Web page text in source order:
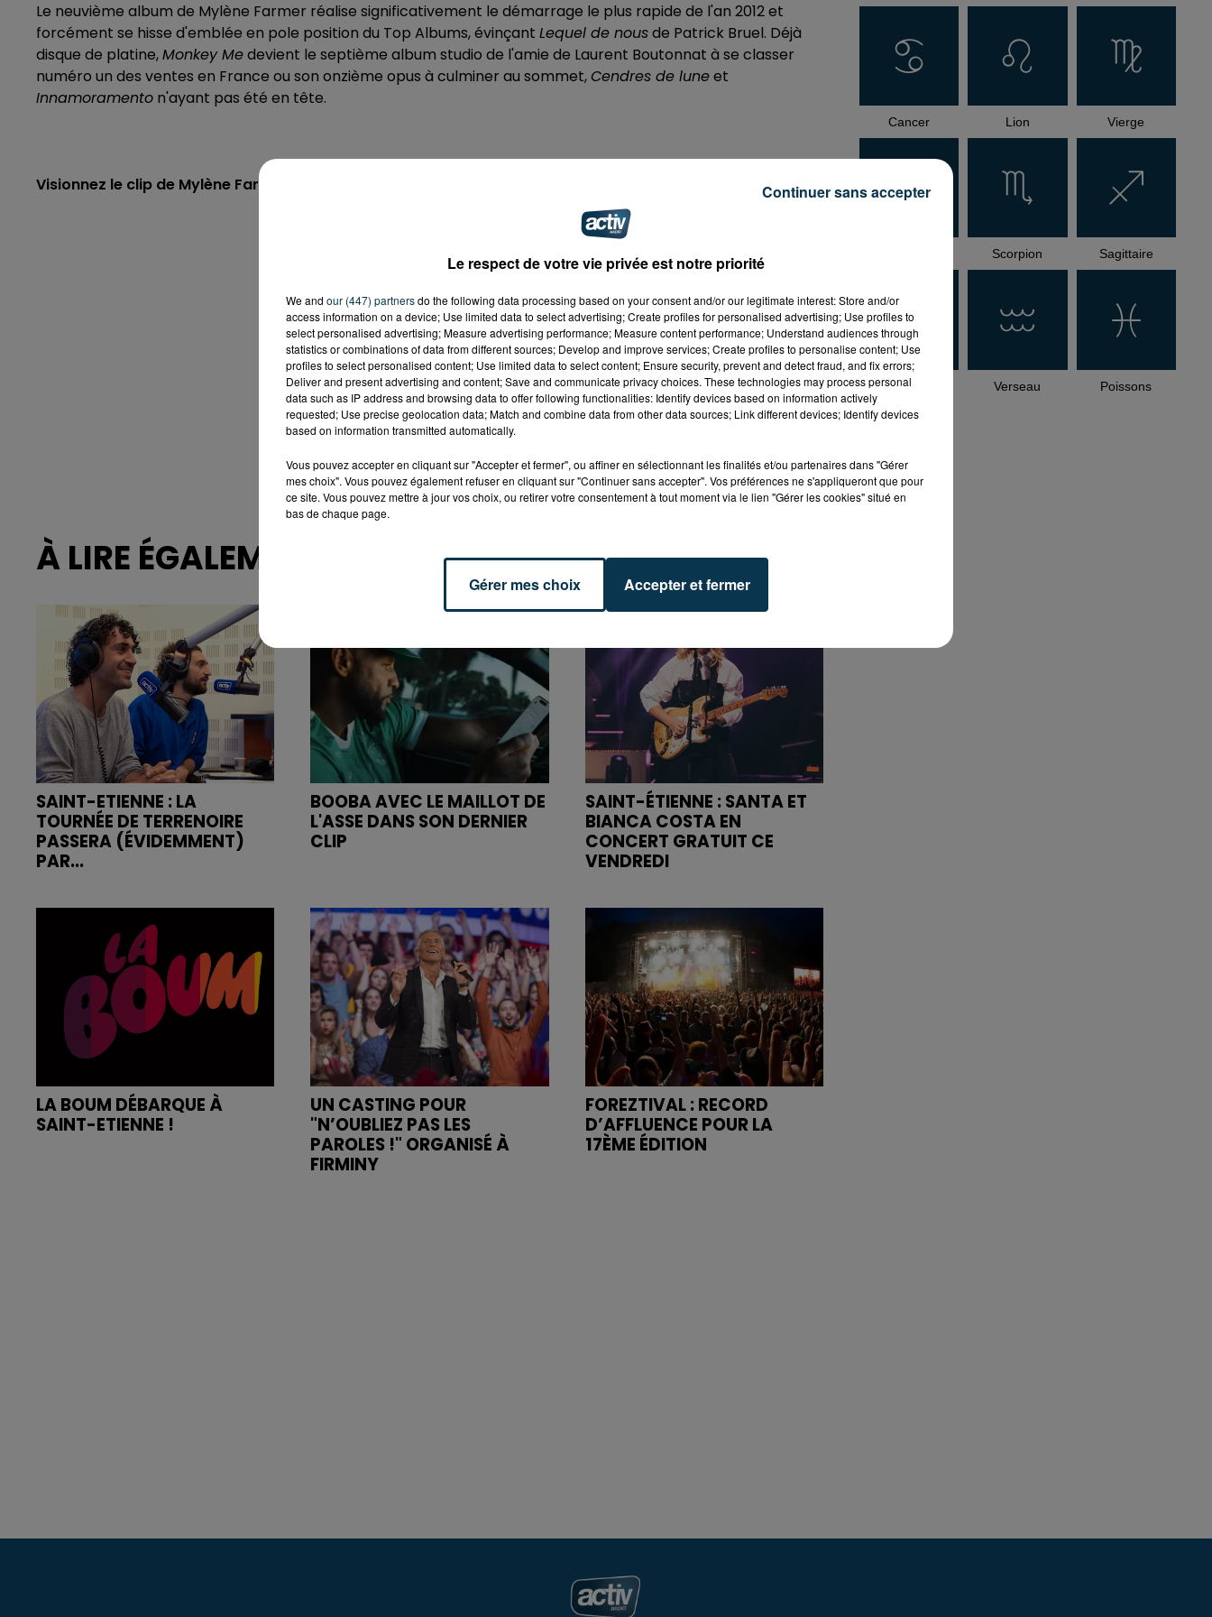
Le neuvième album de Mylène Farmer réalise significativement le démarrage le plus rapide de l'an 2012 et
forcément se hisse d'emblée en pole position du Top Albums, évinçant Lequel de nousde Patrick Bruel. Déjà
disque de platine,Monkey Medevient le septième album studio de l'amie de Laurent Boutonnat à se classer
numéro un des ventes en France ou son onzième opus à culminer au sommet,Cendres de luneet
Innamoramento n'ayant pas été en tête.
Visionnez le clip de Mylène Farmer,
À LIRE ÉGALEMENT
SAINT-ETIENNE : LA
TOURNÉE DE TERRENOIRE
PASSERA (ÉVIDEMMENT)
PAR...
BOOBA AVEC LE MAILLOT DE
L'ASSE DANS SON DERNIER
CLIP
SAINT-ÉTIENNE : SANTA ET
BIANCA COSTA EN
CONCERT GRATUIT CE
VENDREDI
LA BOUM DÉBARQUE À
SAINT-ETIENNE !
UN CASTING POUR
"N’OUBLIEZ PAS LES
PAROLES !" ORGANISÉ À
FIRMINY
FOREZTIVAL : RECORD
D’AFFLUENCE POUR LA
17ÈME ÉDITION
Cancer Lion Vierge
Scorpion Sagittaire
Capricorne Verseau Poissons
Le respect de votre vie privée est notre priorité
We and our (447) partnersdo the following data processing based on your consent and/or our legitimate interest: Store and/or
access information on a device; Use limited data to select advertising; Create profiles for personalised advertising; Use profiles to
select personalised advertising; Measure advertising performance; Measure content performance; Understand audiences through
statistics or combinations of data from different sources; Develop and improve services; Create profiles to personalise content; Use
profiles to select personalised content; Use limited data to select content; Ensure security, prevent and detect fraud, and fix errors;
Deliver and present advertising and content; Save and communicate privacy choices. These technologies may process personal
data such as IP address and browsing data to offer following functionalities: Identify devices based on information actively
requested; Use precise geolocation data; Match and combine data from other data sources; Link different devices; Identify devices
based on information transmitted automatically.
Vous pouvez accepter en cliquant sur "Accepter et fermer", ou affiner en sélectionnant les finalités et/ou partenaires dans "Gérer
mes choix". Vous pouvez également refuser en cliquant sur "Continuer sans accepter". Vos préférences ne s'appliqueront que pour
ce site. Vous pouvez mettre à jour vos choix, ou retirer votre consentement à tout moment via le lien "Gérer les cookies" situé en
bas de chaque page.
Gérer mes choix Accepter et fermer
Continuer sans accepter